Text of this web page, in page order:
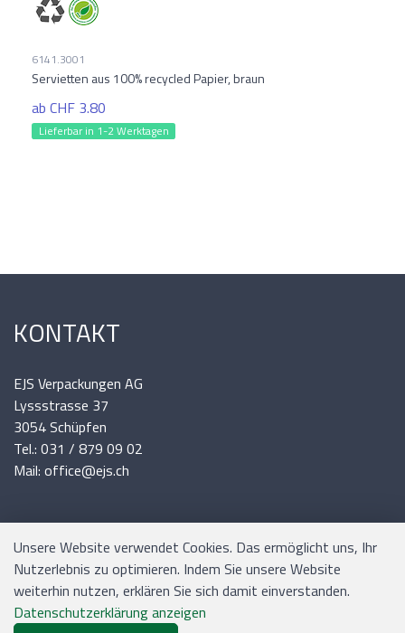
6141.3001
Servietten aus 100% recycled Papier, braun
ab CHF 3.80
Lieferbar in 1-2 Werktagen
KONTAKT
EJS Verpackungen AG
Lyssstrasse 37
3054 Schüpfen
Tel.: 031 / 879 09 02
Mail: office@ejs.ch
INFORMATIONEN
Versand und Zahlung
Allgemeine Geschäftsbedingungen
Unsere Website verwendet Cookies. Das ermöglicht uns, Ihr
Nutzerlebnis zu optimieren. Indem Sie unsere Website
weiterhin nutzen, erklären Sie sich damit einverstanden.
Datenschutzerklärung anzeigen